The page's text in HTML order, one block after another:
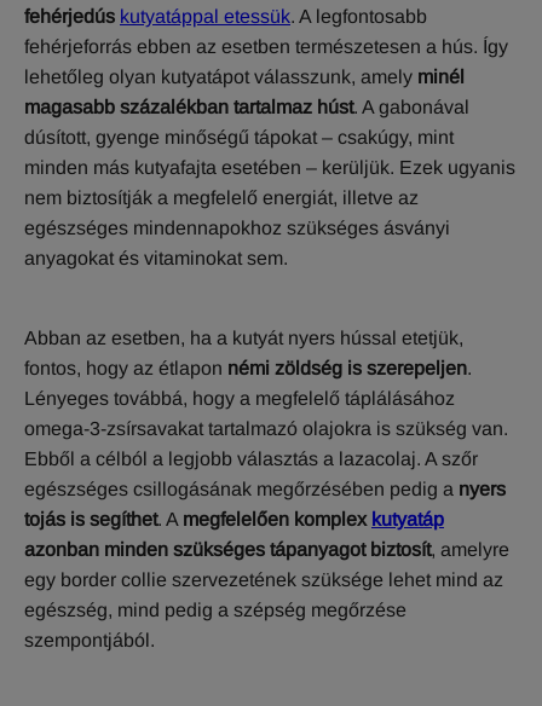
fehérjedús kutyatáppal etessük. A legfontosabb
fehérjeforrás ebben az esetben természetesen a hús. Így
lehetőleg olyan kutyatápot válasszunk, amely minél
magasabb százalékban tartalmaz húst. A gabonával
dúsított, gyenge minőségű tápokat – csakúgy, mint
minden más kutyafajta esetében – kerüljük. Ezek ugyanis
nem biztosítják a megfelelő energiát, illetve az
egészséges mindennapokhoz szükséges ásványi
anyagokat és vitaminokat sem.
Abban az esetben, ha a kutyát nyers hússal etetjük,
fontos, hogy az étlapon némi zöldség is szerepeljen.
Lényeges továbbá, hogy a megfelelő táplálásához
omega-3-zsírsavakat tartalmazó olajokra is szükség van.
Ebből a célból a legjobb választás a lazacolaj. A szőr
egészséges csillogásának megőrzésében pedig a nyers
tojás is segíthet. A megfelelően komplex kutyatáp
azonban minden szükséges tápanyagot biztosít, amelyre
egy border collie szervezetének szüksége lehet mind az
egészség, mind pedig a szépség megőrzése
szempontjából.